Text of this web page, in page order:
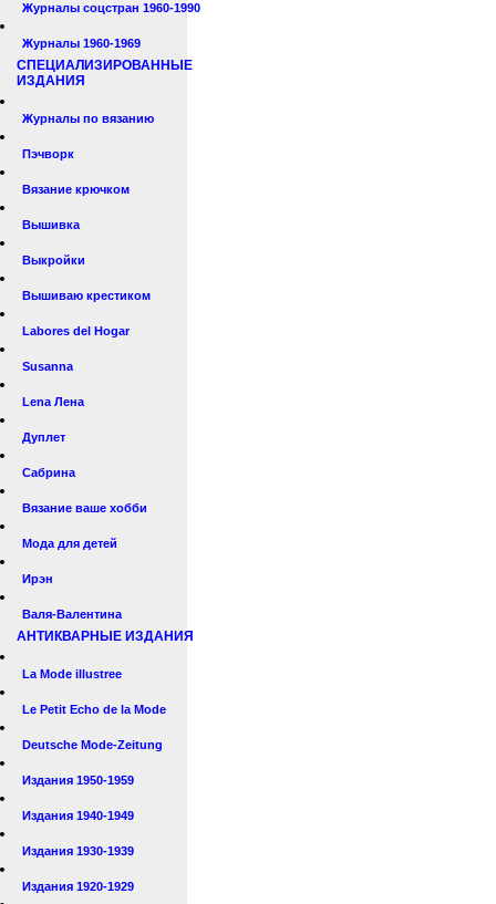
Журналы соцстран 1960-1990
Журналы 1960-1969
СПЕЦИАЛИЗИРОВАННЫЕ
ИЗДАНИЯ
Журналы по вязанию
Пэчворк
Вязание крючком
Вышивка
Выкройки
Вышиваю крестиком
Labores del Hogar
Susanna
Lena Лена
Дуплет
Сабрина
Вязание ваше хобби
Мода для детей
Ирэн
Валя-Валентина
АНТИКВАРНЫЕ ИЗДАНИЯ
La Mode illustree
Le Petit Echo de la Mode
Deutsche Mode-Zeitung
Издания 1950-1959
Издания 1940-1949
Издания 1930-1939
Издания 1920-1929